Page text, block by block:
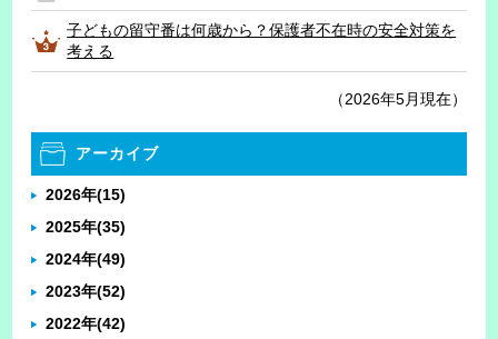
子どもの留守番は何歳から？保護者不在時の安全対策を
考える
（2026年5月現在）
アーカイブ
2026年(15)
2025年(35)
2024年(49)
2023年(52)
2022年(42)